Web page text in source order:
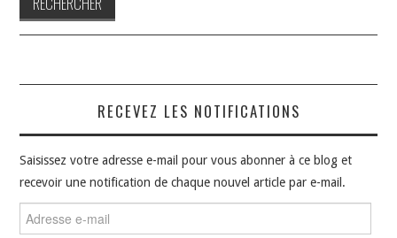
RECEVEZ LES NOTIFICATIONS
Saisissez votre adresse e-mail pour vous abonner à ce blog et
recevoir une notification de chaque nouvel article par e-mail.
e-